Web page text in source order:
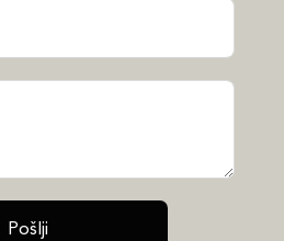
Pošlji